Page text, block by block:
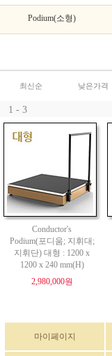
Podium(소형)
최신순 낮은가격
1 - 3
Conductor's
Podium(포디움; 지휘대;
지휘단) 대형 : 1200 x
1200 x 240 mm(H)
2,980,000원
마이페이지